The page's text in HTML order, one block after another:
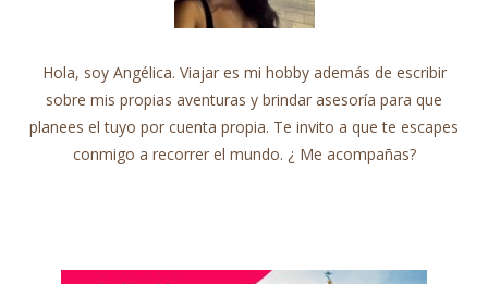
Hola, soy Angélica. Viajar es mi hobby además de escribir
sobre mis propias aventuras y brindar asesoría para que
planees el tuyo por cuenta propia. Te invito a que te escapes
conmigo a recorrer el mundo. ¿ Me acompañas?